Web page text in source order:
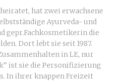
hat zwei erwachsene
Ayurveda- und
gepr.Fachkosmetikerin die
Dort lebt sie seit 1987.
in LE, nur
ist sie die Personifizierung
In ihrer knappen Freizeit